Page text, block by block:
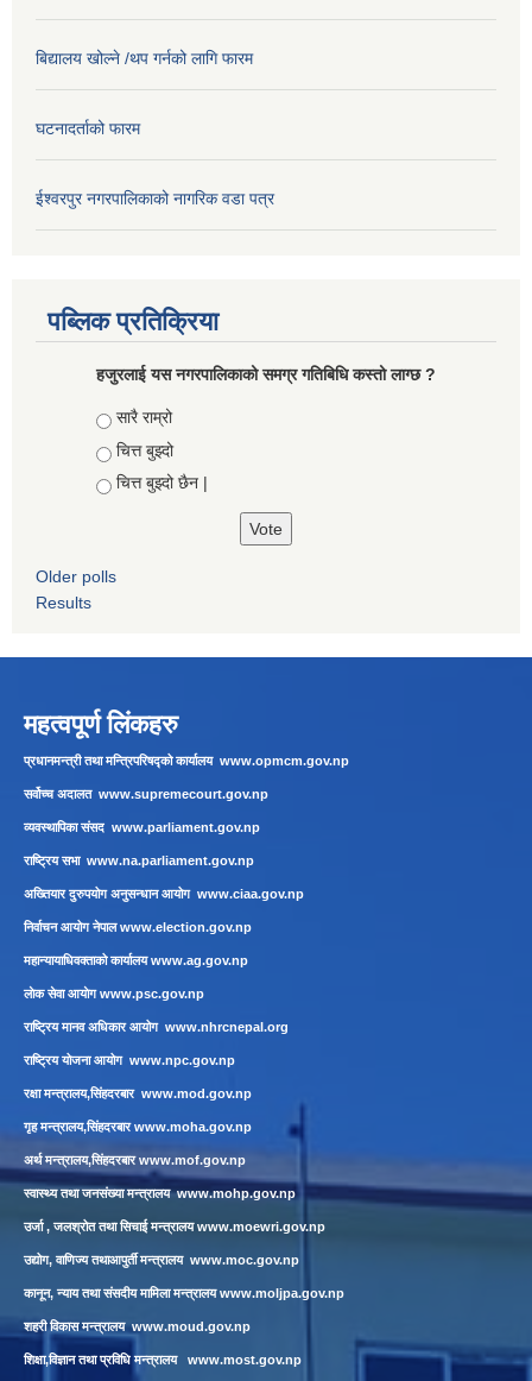
बिद्यालय खोल्ने /थप गर्नको लागि फारम
घटनादर्ताको फारम
ईश्वरपुर नगरपालिकाको नागरिक वडा पत्र
पब्लिक प्रतिक्रिया
हजुरलाई यस नगरपालिकाको समग्र गतिबिधि कस्तो लाग्छ ?
Choices
सारै राम्रो
चित्त बुझ्दो
चित्त बुझ्दो छैन |
Older polls
Results
महत्वपूर्ण लिंकहरु
प्रधानमन्त्री तथा मन्त्रिपरिषद्को कार्यालय www.opmcm.gov.np
सर्वोच्च अदालत www.supremecourt.gov.np
व्यवस्थापिका संसद www.parliament.gov.np
राष्ट्रिय सभा www.na.parliament.gov.np
अख्तियार दुरुपयोग अनुसन्धान आयोग www.ciaa.gov.np
निर्वाचन आयोग नेपालwww.election.gov.np
महान्यायाधिवक्ताको कार्यालयwww.ag.gov.np
लाेक सेवा आयाेगwww.psc.gov.np
राष्ट्रिय मानव अधिकार आयोग www.nhrcnepal.org
राष्ट्रिय योजना आयोग www.npc.gov.np
रक्षा मन्त्रालय,सिंहदरबार www.mod.gov.np
गृह मन्त्रालय,सिंहदरबारwww.moha.gov.np
अर्थ मन्त्रालय,सिंहदरबारwww.mof.gov.np
स्वास्थ्य तथा जनसंख्या मन्त्रालयwww.mohp.gov.np
उर्जा , जलश्रोत तथा सिचाई मन्त्रालयwww.moewri.gov.np
उद्योग, वाणिज्य तथाआपुर्ती मन्त्रालय www.moc.gov.np
कानून, न्याय तथा संसदीय मामिला मन्त्रालयwww.moljpa.gov.np
शहरी विकास मन्त्रालयwww.moud.gov.np
शिक्षा,विज्ञान तथा प्रविधि मन्त्रालय www.most.gov.np